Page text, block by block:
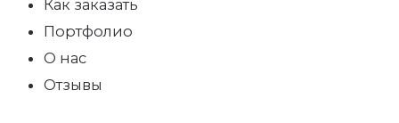
Как заказать
Портфолио
О нас
Отзывы